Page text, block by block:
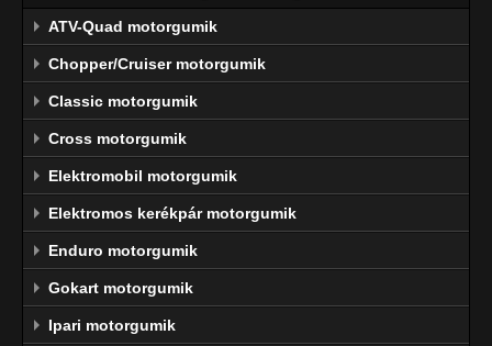
ATV-Quad motorgumik
Chopper/Cruiser motorgumik
Classic motorgumik
Cross motorgumik
Elektromobil motorgumik
Elektromos kerékpár motorgumik
Enduro motorgumik
Gokart motorgumik
Ipari motorgumik